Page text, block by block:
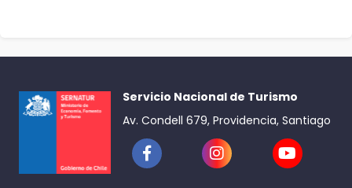
Servicio Nacional de Turismo
Av. Condell 679, Providencia, Santiago